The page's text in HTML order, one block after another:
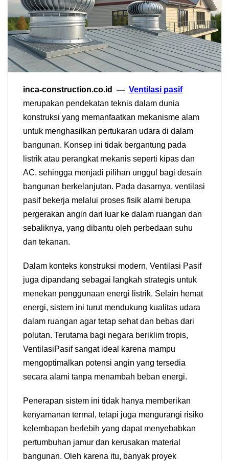
inca-construction.co.id — Ventilasi pasif
merupakan pendekatan teknis dalam dunia
konstruksi yang memanfaatkan mekanisme alam
untuk menghasilkan pertukaran udara di dalam
bangunan. Konsep ini tidak bergantung pada
listrik atau perangkat mekanis seperti kipas dan
AC, sehingga menjadi pilihan unggul bagi desain
bangunan berkelanjutan. Pada dasarnya, ventilasi
pasif bekerja melalui proses fisik alami berupa
pergerakan angin dari luar ke dalam ruangan dan
sebaliknya, yang dibantu oleh perbedaan suhu
dan tekanan.
Dalam konteks konstruksi modern, Ventilasi Pasif
juga dipandang sebagai langkah strategis untuk
menekan penggunaan energi listrik. Selain hemat
energi, sistem ini turut mendukung kualitas udara
dalam ruangan agar tetap sehat dan bebas dari
polutan. Terutama bagi negara beriklim tropis,
VentilasiPasif sangat ideal karena mampu
mengoptimalkan potensi angin yang tersedia
secara alami tanpa menambah beban energi.
Penerapan sistem ini tidak hanya memberikan
kenyamanan termal, tetapi juga mengurangi risiko
kelembapan berlebih yang dapat menyebabkan
pertumbuhan jamur dan kerusakan material
bangunan. Oleh karena itu, banyak proyek